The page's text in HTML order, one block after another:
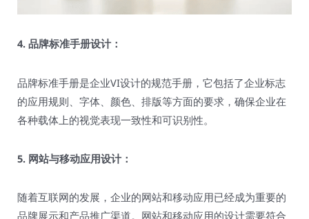
4. 品牌标准手册设计：
品牌标准手册是企业VI设计的规范手册，它包括了企业标志
的应用规则、字体、颜色、排版等方面的要求，确保企业在
各种载体上的视觉表现一致性和可识别性。
5. 网站与移动应用设计：
随着互联网的发展，企业的网站和移动应用已经成为重要的
品牌展示和产品推广渠道。网站和移动应用的设计需要符合